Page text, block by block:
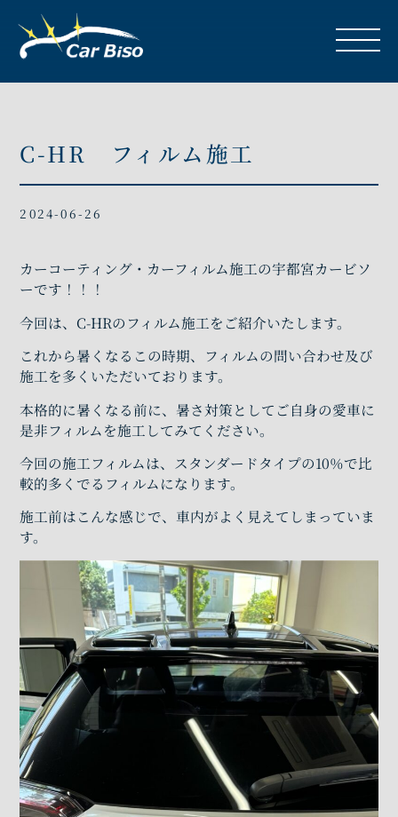
C-HR フィルム施工
2024-06-26
カーコーティング・カーフィルム施工の宇都宮カービソ
ーです！！！
今回は、C-HRのフィルム施工をご紹介いたします。
これから暑くなるこの時期、フィルムの問い合わせ及び
施工を多くいただいております。
本格的に暑くなる前に、暑さ対策としてご自身の愛車に
是非フィルムを施工してみてください。
今回の施工フィルムは、スタンダードタイプの10％で比
較的多くでるフィルムになります。
施工前はこんな感じで、車内がよく見えてしまっていま
す。